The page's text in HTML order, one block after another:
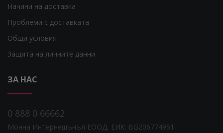
Начини на доставка
Проблеми с доставката
Общи условия
Защита на личните данни
ЗА НАС
0 888 0 66662
Монна Интернешънъл ЕООД, ЕИК: BG206774951